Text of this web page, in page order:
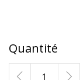
Quantité